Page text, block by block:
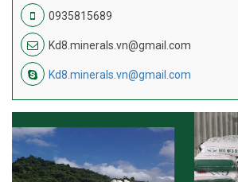
0935815689
Kd8.minerals.vn@gmail.com
Kd8.minerals.vn@gmail.com